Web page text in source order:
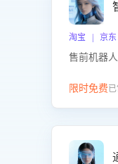
淘宝 | 京
售前机器
限时免费